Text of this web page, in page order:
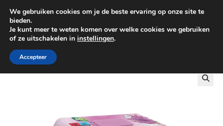
GRATIS BEZORGING VANAF €100
We gebruiken cookies om je de beste ervaring op onze site te
bieden.
Je kunt meer te weten komen over welke cookies we gebruiken
of ze uitschakelen in instellingen.
Accepteer